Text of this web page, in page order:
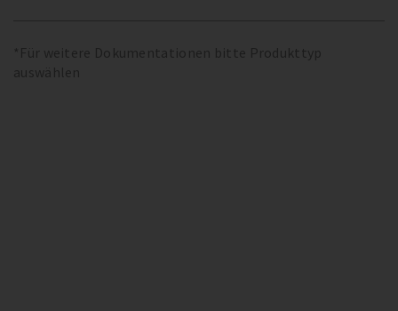
*Für weitere Dokumentationen bitte Produkttyp
auswählen